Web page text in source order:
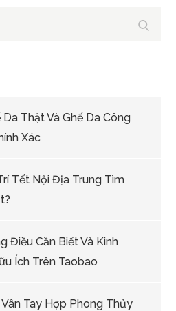
Thật Và Ghế Da Công
Xác
Tết Nội Địa Trung Tìm
Điều Cần Biết Và Kinh
Ích Trên Taobao
Tay Hợp Phong Thủy